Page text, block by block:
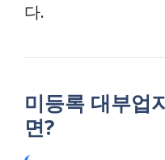
다.
미등록 대부업
면?